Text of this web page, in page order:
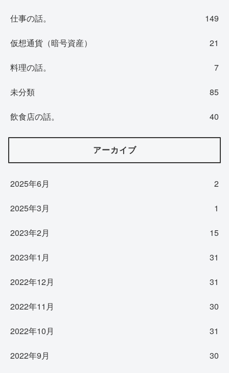
仕事の話。 149
仮想通貨（暗号資産） 21
料理の話。 7
未分類 85
飲食店の話。 40
アーカイブ
2025年6月 2
2025年3月 1
2023年2月 15
2023年1月 31
2022年12月 31
2022年11月 30
2022年10月 31
2022年9月 30